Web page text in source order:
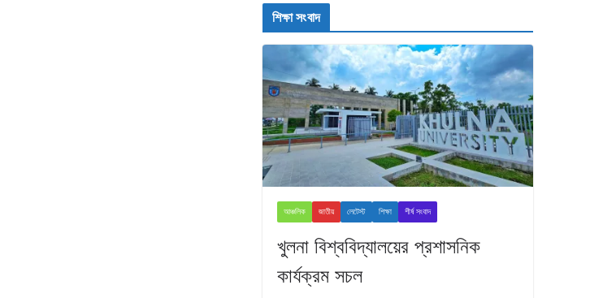
শিক্ষা সংবাদ
আঞ্চলিক জাতীয় লেটেস্ট শিক্ষা শীর্ষ সংবাদ
খুলনা বিশ্ববিদ্যালয়ের প্রশাসনিক
কার্যক্রম সচল